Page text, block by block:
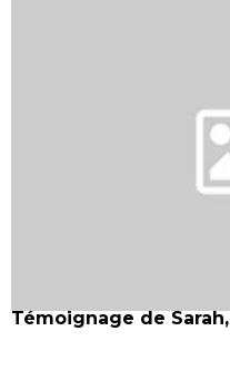
Témoignage de